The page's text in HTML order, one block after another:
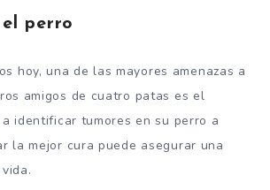
perro
hoy, una de las mayores amenazas a
amigos de cuatro patas es el
identificar tumores en su perro a
la mejor cura puede asegurar una